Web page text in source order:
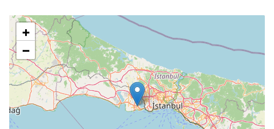
+
−